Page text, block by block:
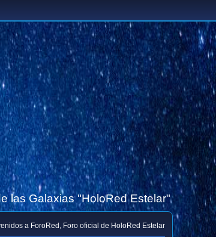
las Galaxias "HoloRed Estelar"
a ForoRed, Foro oficial de HoloRed Estelar